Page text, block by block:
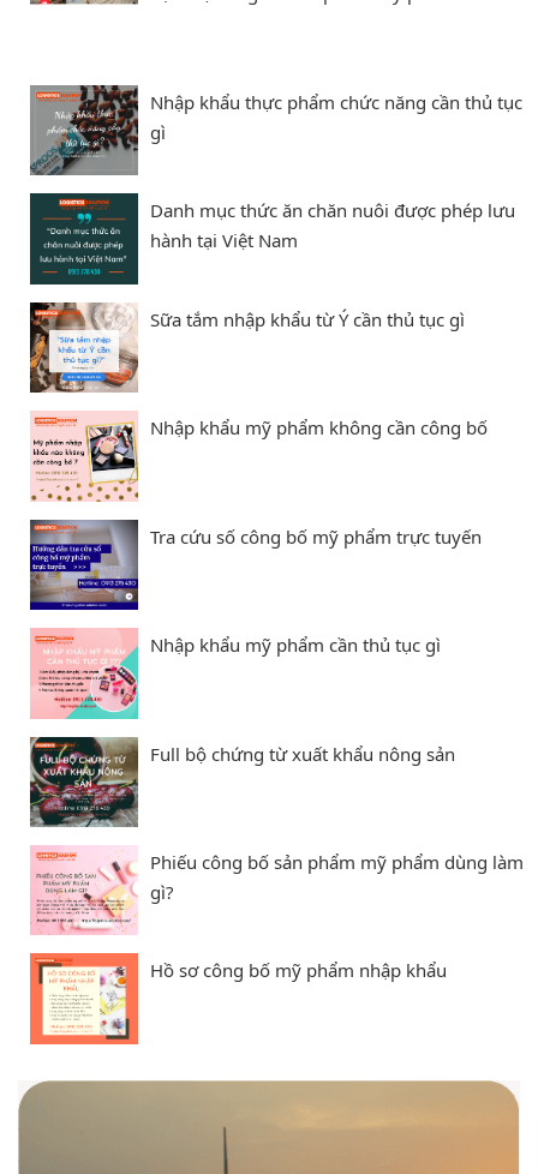
Nhập khẩu thực phẩm chức năng cần thủ tục
gì
Danh mục thức ăn chăn nuôi được phép lưu
hành tại Việt Nam
Sữa tắm nhập khẩu từ Ý cần thủ tục gì
Nhập khẩu mỹ phẩm không cần công bố
Tra cứu số công bố mỹ phẩm trực tuyến
Nhập khẩu mỹ phẩm cần thủ tục gì
Full bộ chứng từ xuất khẩu nông sản
Phiếu công bố sản phẩm mỹ phẩm dùng làm
gì?
Hồ sơ công bố mỹ phẩm nhập khẩu